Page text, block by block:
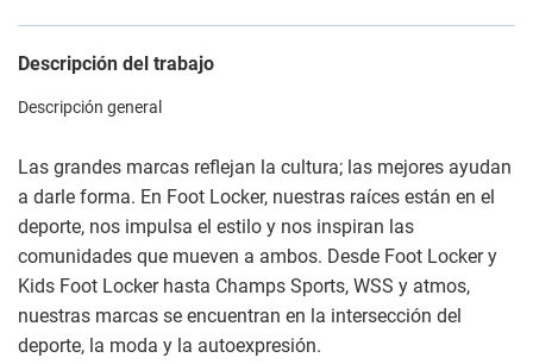
Descripción del trabajo
Descripción general
Las grandes marcas reflejan la cultura; las mejores ayudan
a darle forma. En Foot Locker, nuestras raíces están en el
deporte, nos impulsa el estilo y nos inspiran las
comunidades que mueven a ambos. Desde Foot Locker y
Kids Foot Locker hasta Champs Sports, WSS y atmos,
nuestras marcas se encuentran en la intersección del
deporte, la moda y la autoexpresión.